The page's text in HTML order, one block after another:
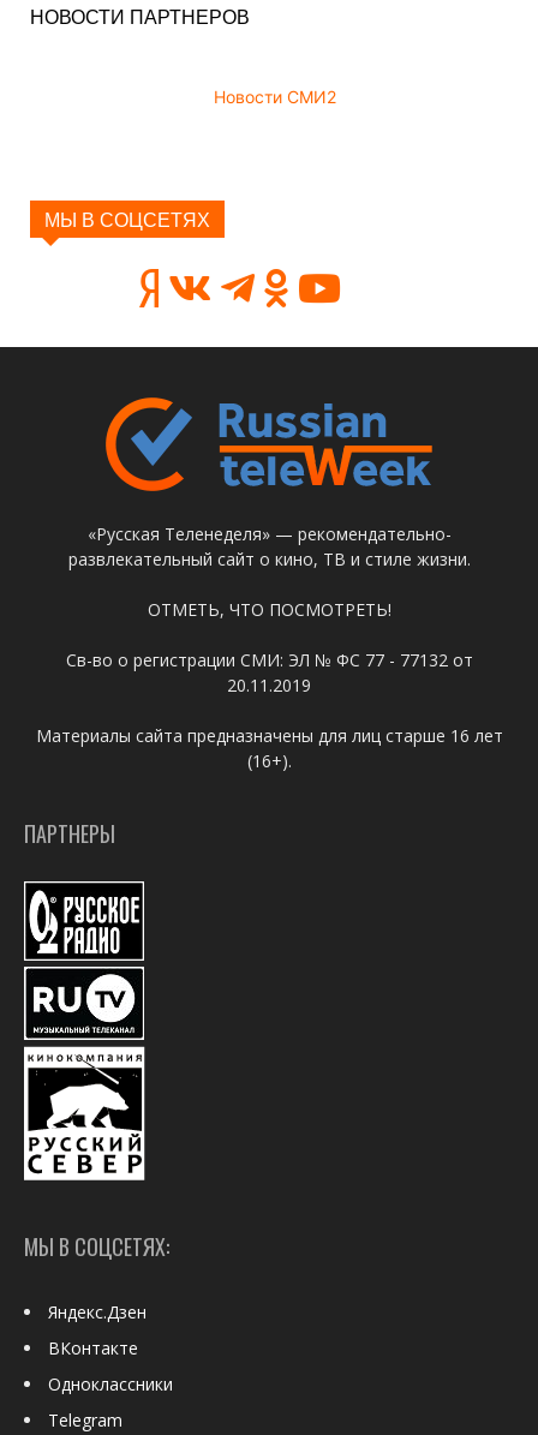
НОВОСТИ ПАРТНЕРОВ
Новости СМИ2
МЫ В СОЦСЕТЯХ
«Русская Теленеделя» — рекомендательно-
развлекательный сайт о кино, ТВ и стиле жизни.
ОТМЕТЬ, ЧТО ПОСМОТРЕТЬ!
Св-во о регистрации СМИ: ЭЛ № ФС 77 - 77132 от
20.11.2019
Материалы сайта предназначены для лиц старше 16 лет
(16+).
ПАРТНЕРЫ
МЫ В СОЦСЕТЯХ:
Яндекс.Дзен
ВКонтакте
Одноклассники
Telegram